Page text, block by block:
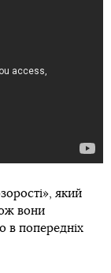
який
вони
в попередніх